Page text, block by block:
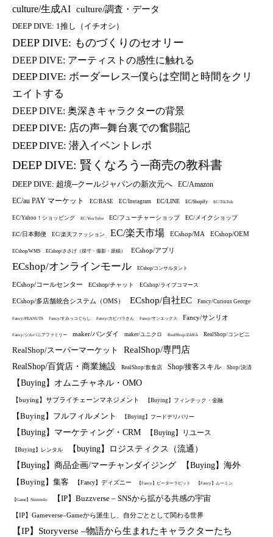
culture/生成AI culture/調査・データ
DEEP DIVE: 1推し（イチオシ）
DEEP DIVE: ものづくりのセオリー
DEEP DIVE: アーティストの感性に触れる
DEEP DIVE: ボーダーレス─僕らは空間と時間をクリ
エイトする
DEEP DIVE: 奥深きキャラクターの背景
DEEP DIVE: 店の声─舞台裏での奮闘記
DEEP DIVE: 潜入イベントレポ
DEEP DIVE: 賢くなろう─商売の教科書
DEEP DIVE: 超境─クールジャパンの新次元へ EC/Amazon
EC/au PAY マーケット EC/BASE EC/Instagram EC/LINE EC/Shopify EC/TikTok
EC/Yahoo！ショッピング EC/YouTube EC/フューチャーショップ EC/メイクショップ
EC/日本郵便 EC/楽天ファッション EC/楽天市場 ECshop/MA ECshop/OEM
ECshop/WMS ECshop/ささげ（採寸・撮影・原稿） ECshop/アプリ
ECshop/オンラインモール ECshop/コンサルタント
ECshop/コールセンター ECshop/チャット ECshop/ライブコマース
ECshop/多店舗統合システム（OMS） ECshop/自社EC Fancy/Curious George
Fancy/PEANUTS Fancy/すみっコぐらし Fancy/カピバラさん Fancy/サンエックス Fancy/サンリオ
Fancy/シルバニアファミリー maker/バンダイ maker/ユニクロ RealShop/ZARA RealShop/コンビニ
RealShop/スーパーマーケット RealShop/専門店
RealShop/百貨店・商業施設 RealShop/飲食店 Shop/接客スキル Shop/決済
【Buying】オムニチャネル・OMO
【buying】サプライチェーンマネジメント 【Buying】フィンテック・金融
【Buying】フルフィルメント 【Buying】フードデリバリー
【Buying】マーケティング・CRM 【Buying】リユース
【Buying】レンタル
【buying】ロジスティクス（流通）
【Buying】商品企画/マーチャンダイジング
【Buying】海外
【Buying】集客
【Fancy】ディズニー 【Fancy】ピーターラビット 【Fancy】ムーミン
【Game】Nintendo 【IP】Buzzverse – SNSから拡がる共感の宇宙
【IP】Gameverse–Gameから派生し、自分ごととして関わる世界
【IP】Storyverse –物語から生まれたキャラクターたち